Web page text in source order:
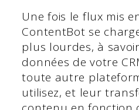
Une fois le flux mis
ContentBot se
plus lourdes, à
données de votre
toute autre
utilisez, et leur